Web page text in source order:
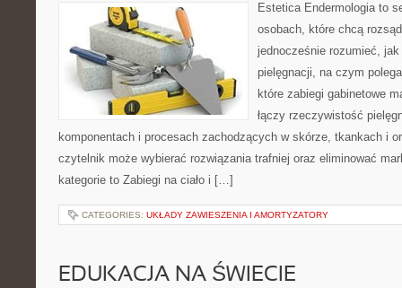
Estetica Endermologia to
osobach, które chcą
jednocześnie rozumieć, jak
pielęgnacji, na czym
które zabiegi gabinetowe
łączy rzeczywistość
komponentach i procesach zachodzących w skórze, tkankach i
czytelnik może wybierać rozwiązania trafniej oraz eliminować
kategorie to Zabiegi na ciało i […]
CATEGORIES: UKŁADY ZAWIESZENIA I AMORTYZATORY
EDUKACJA NA ŚWIECIE